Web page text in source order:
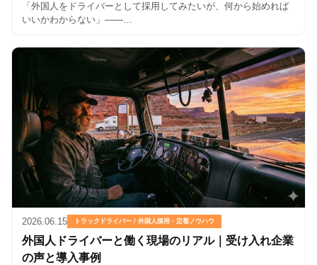
「外国人をドライバーとして採用してみたいが、何から始めれば
いいかわからない」——…
2026.06.15 トラックドライバー / 外国人採用・定着ノウハウ
外国人ドライバーと働く現場のリアル｜受け入れ企業
の声と導入事例